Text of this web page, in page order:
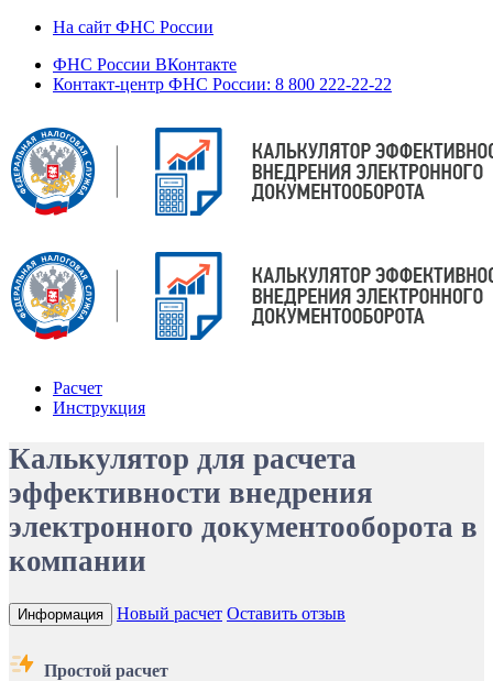
На сайт ФНС России
ФНС России ВКонтакте
Контакт-центр ФНС России: 8 800 222-22-22
Расчет
Инструкция
Калькулятор для расчета
эффективности внедрения
электронного документооборота в
компании
Информация Новый расчет Оставить отзыв
Простой расчет